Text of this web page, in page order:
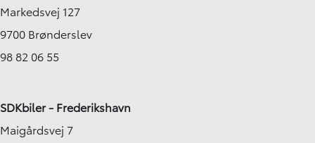
Markedsvej 127
9700 Brønderslev
98 82 06 55
SDKbiler - Frederikshavn
Maigårdsvej 7